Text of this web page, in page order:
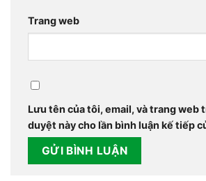
Trang web
Lưu tên của tôi, email, và trang web
duyệt này cho lần bình luận kế tiếp